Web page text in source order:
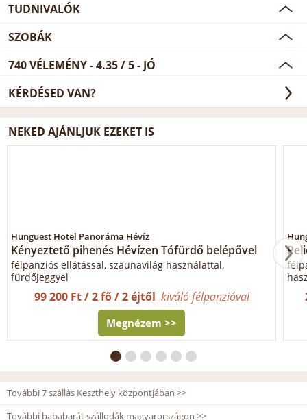
TUDNIVALÓK
SZOBÁK
740VÉLEMÉNY -4.35/5- JÓ
KÉRDÉSED VAN?
NEKED AJÁNLJUK EZEKET IS
Hunguest Hotel Panoráma Hévíz
Kényeztető pihenés Hévízen Tófürdő belépővel
félpanziós ellátással, szaunavilág használattal,
fürdőjeggyel
99 200 Ft / 2 fő / 2 éjtől kiváló félpanzióval
Megnézem >>
További 7 szállás Keszthely központjában >>
További bababarát szállodák magyarországon >>